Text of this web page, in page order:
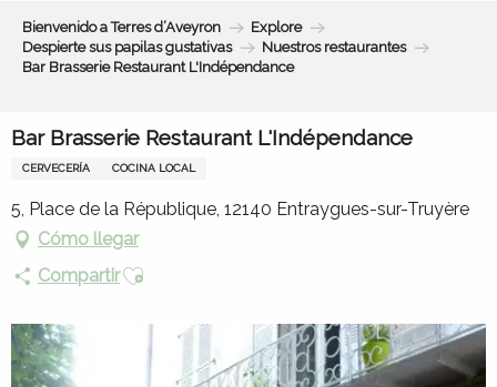
contenu
Bienvenido a Terres d’Aveyron
Explore
Despierte sus papilas gustativas
Nuestros restaurantes
Bar Brasserie Restaurant L'Indépendance
Bar Brasserie Restaurant L'Indépendance
CERVECERÍA COCINA LOCAL
5, Place de la République, 12140 Entraygues-sur-Truyère
Cómo llegar
CompartirAjouter aux favoris